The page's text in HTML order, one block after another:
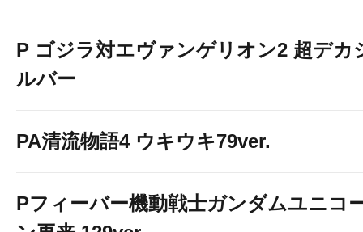
P ゴジラ対エヴァンゲリオン2 超デカ
ルバー
PA清流物語4 ウキウキ79ver.
Pフィーバー機動戦士ガンダムユニコ